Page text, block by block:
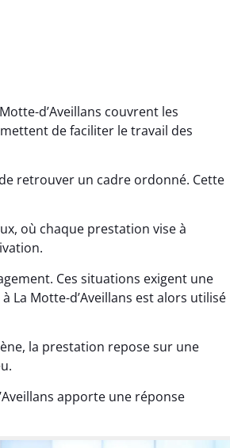
d’Aveillans couvrent les
de faciliter le travail des
retrouver un cadre ordonné. Cette
où chaque prestation vise à
Ces situations exigent une
La Motte-d’Aveillans est alors utilisé
la prestation repose sur une
apporte une réponse
16 octobre 2025
sensation de fraîcheur en
rentrant chez soi.